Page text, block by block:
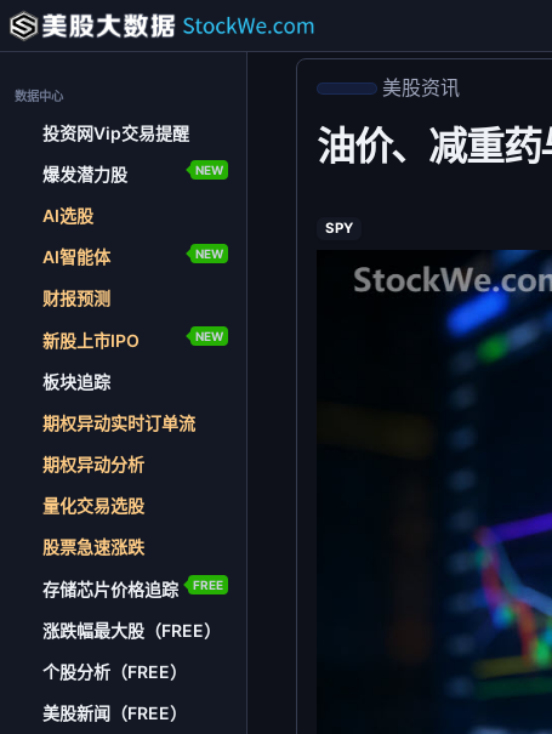
数据中心
投资网Vip交易提醒
爆发潜力股 NEW
AI选股
AI智能体 NEW
财报预测
新股上市IPO NEW
板块追踪
期权异动实时订单流
期权异动分析
量化交易选股
股票急速涨跌
存储芯片价格追踪 FREE
涨跌幅最大股（FREE）
个股分析（FREE）
美股新闻（FREE）
美股资讯
油价、减重药
SPY